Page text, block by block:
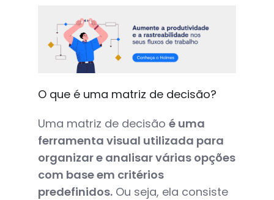
O que é uma matriz de decisão?
Uma matriz de decisão é uma
ferramenta visual utilizada para
organizar e analisar várias opções
com base em critérios
predefinidos. Ou seja, ela consiste